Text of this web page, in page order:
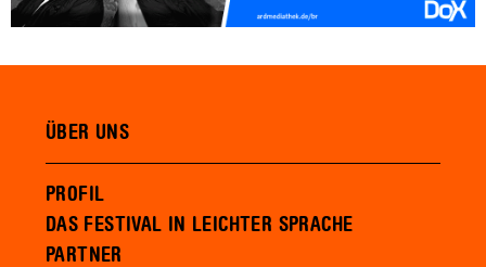
ÜBER UNS
PROFIL
DAS FESTIVAL IN LEICHTER SPRACHE
PARTNER